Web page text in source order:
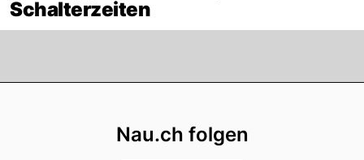
Schalterzeiten
Nau.ch folgen